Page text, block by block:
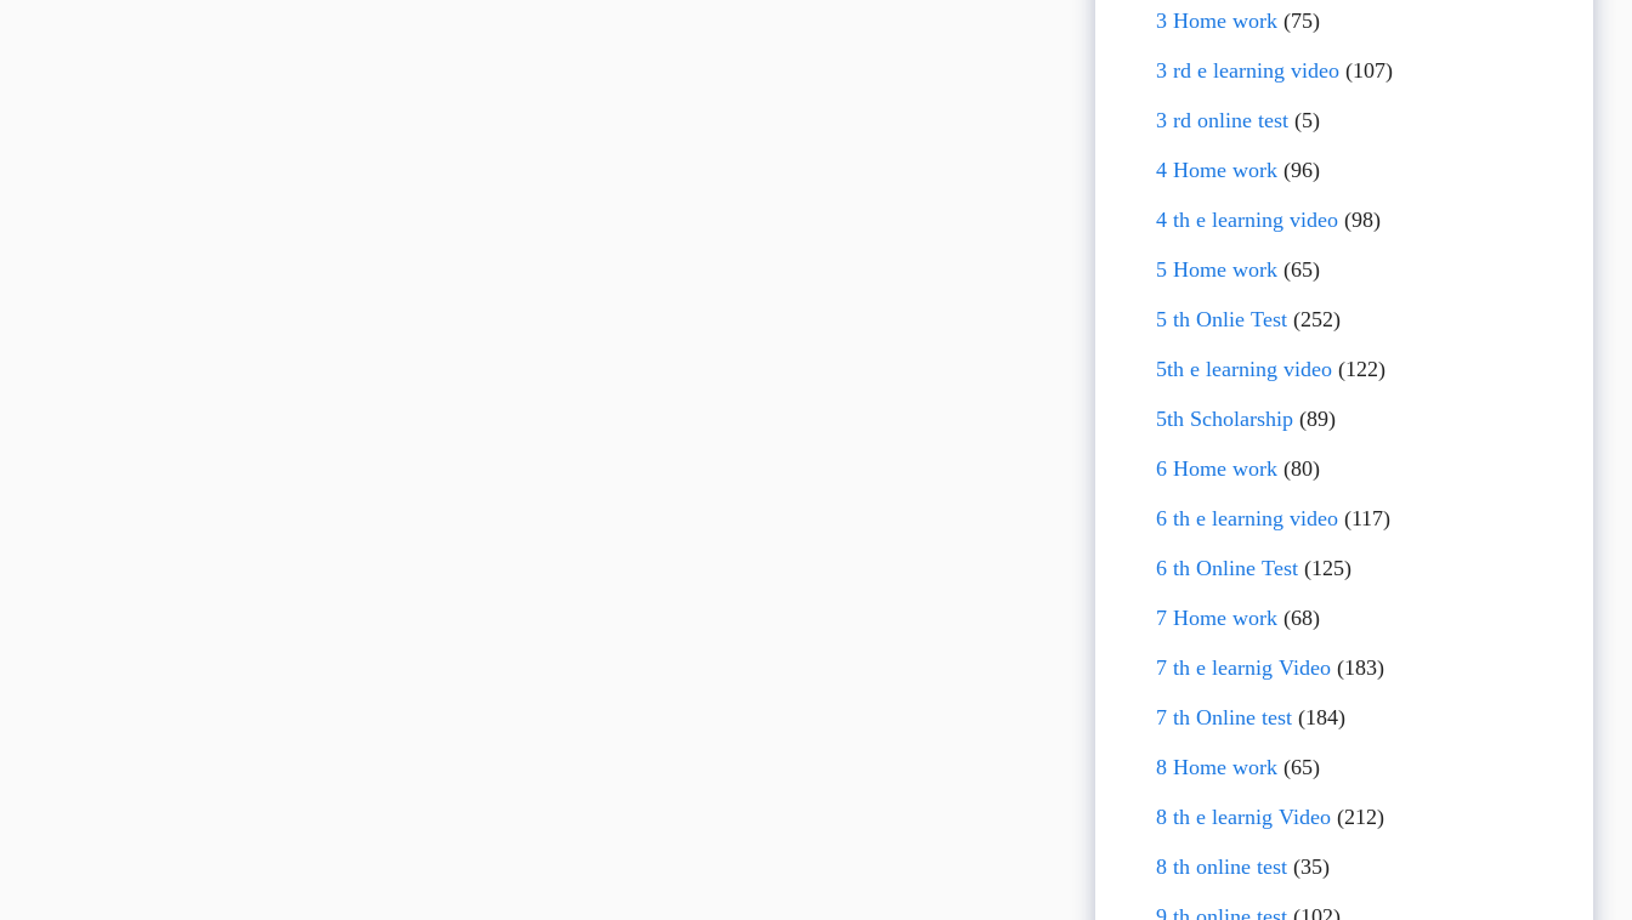
3 Home work(75)
3 rd e learning video(107)
3 rd online test(5)
4 Home work(96)
4 th e learning video(98)
5 Home work(65)
5 th Onlie Test(252)
5th e learning video(122)
5th Scholarship(89)
6 Home work(80)
6 th e learning video(117)
6 th Online Test(125)
7 Home work(68)
7 th e learnig Video(183)
7 th Online test(184)
8 Home work(65)
8 th e learnig Video(212)
8 th online test(35)